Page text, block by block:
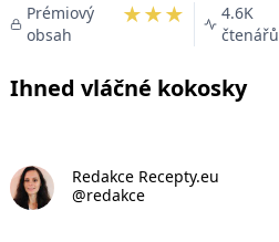
Prémiový
obsah
★★★
4.6K
čtenářů
Ihned vláčné kokosky
Redakce Recepty.eu
@redakce